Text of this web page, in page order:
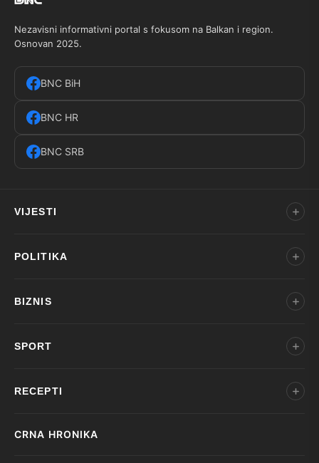
Nezavisni informativni portal s fokusom na Balkan i region.
Osnovan 2025.
BNC BiH
BNC HR
BNC SRB
VIJESTI
POLITIKA
BIZNIS
SPORT
RECEPTI
CRNA HRONIKA